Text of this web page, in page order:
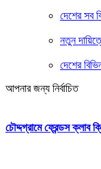
দেশের সব
নতুন
দেশের
আপনার জন্য নির্বাচিত
চৌদ্দগ্রামে ফ্রেন্ডস ক্লাব